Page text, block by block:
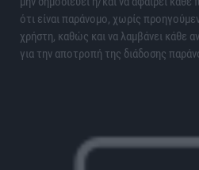
ότι είναι παράνομο, χωρίς
χρήστη, καθώς και να λαμβάνει κάθε
για την αποτροπή της διάδοσης